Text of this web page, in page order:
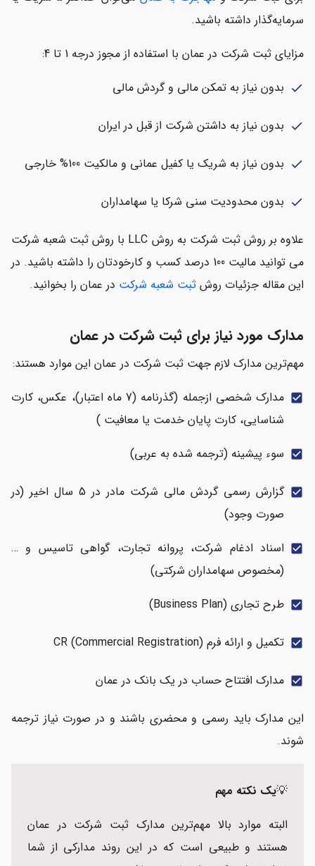
سرمایه‌گذار داشته باشید.
مزایای ثبت شرکت در عمان با استفاده از مجوز درجه 1 تا 4:
check بدون نیاز به تمکن مالی و گردش مالی
check بدون نیاز به داشتن شرکت از قبل در ایران
check بدون نیاز به شریک یا کفیل عمانی و مالکیت 100% خارجی
check بدون محدودیت سنی شرکا یا سهامداران
علاوه بر روش ثبت شرکت به روش LLC با روش ثبت شعبه شرکت
می توانید مالیت 100 درصد کسب و کارخودتان را داشته باشید. در
این مقاله جزئیات روش ثبت شعبه شرکت در عمان را بخوانید.
مدارک مورد نیاز برای ثبت شرکت در عمان
مهم‌ترین مدارک لازم جهت ثبت شرکت در عمان این موارد هستند:
check_box
مدارک شخصی ازجمله (گذرنامه (7 ماه اعتبار)، عکس، کارت
شناسایی، کارت پایان خدمت یا معافیت )
check_box سوء پیشینه (ترجمه شده به عربی)
check_box
گزارش رسمی گردش مالی شرکت مادر در 5 سال اخیر (در
صورت وجود)
check_box اسناد ادغام شرکت، پروانه تجارت، گواهی تاسیس و …
(مخصوص سهامداران شرکتی)
check_box طرح تجاری (Business Plan)
check_box تکمیل و ارائه فرم CR (Commercial Registration)
check_box مدارک افتتاح حساب در یک بانک در عمان
این مدارک باید رسمی و محضری باشند و در صورت نیاز ترجمه
شوند.
💡یک نکته مهم
البته موارد بالا مهم‌ترین مدارک ثبت شرکت در عمان
هستند و طبیعی است که در این روند مدارکی از شما